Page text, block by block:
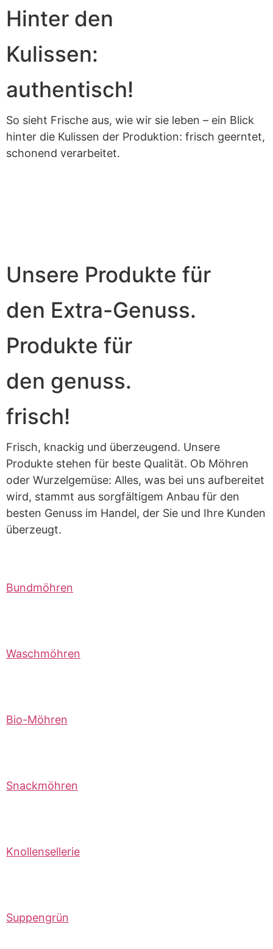
Hinter den
Kulissen:
authentisch!
So sieht Frische aus, wie wir sie leben – ein Blick
hinter die Kulissen der Produktion: frisch geerntet,
schonend verarbeitet.
Unsere Produkte für
den Extra-Genuss.
Produkte für
den genuss.
frisch!
Frisch, knackig und überzeugend. Unsere
Produkte stehen für beste Qualität. Ob Möhren
oder Wurzelgemüse: Alles, was bei uns aufbereitet
wird, stammt aus sorgfältigem Anbau für den
besten Genuss im Handel, der Sie und Ihre Kunden
überzeugt.
Bundmöhren
Waschmöhren
Bio-Möhren
Snackmöhren
Knollensellerie
Suppengrün